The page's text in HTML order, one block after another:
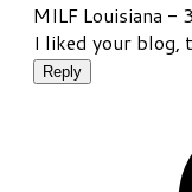
MILF Louisiana -
I liked your blog,
Reply